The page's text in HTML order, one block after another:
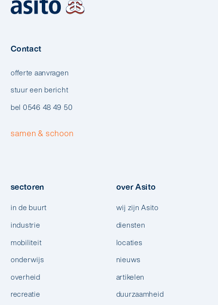
Contact
offerte aanvragen
stuur een bericht
bel 0546 48 49 50
samen & schoon
sectoren
in de buurt
industrie
mobiliteit
onderwijs
overheid
recreatie
over Asito
wij zijn Asito
diensten
locaties
nieuws
artikelen
duurzaamheid